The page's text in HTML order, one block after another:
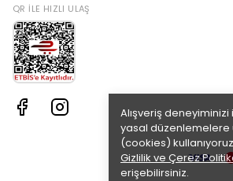
Alışveriş
yasal düzenlemelere
(cookies)
Gizlilik ve Çerez
erişebilirsiniz.
QR ILE HIZLI ULAŞ